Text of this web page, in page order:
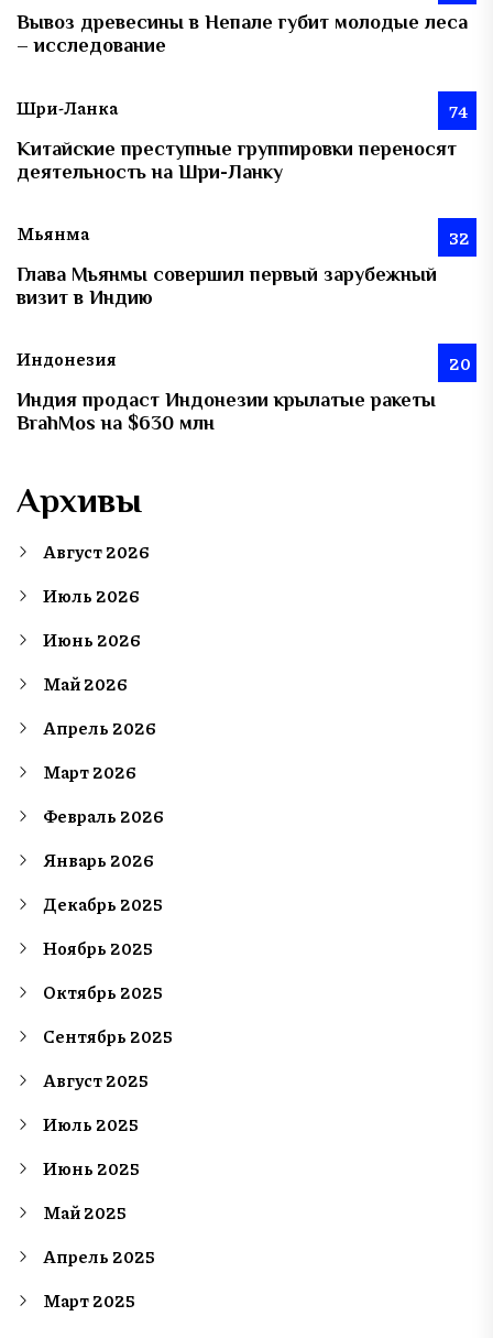
Вывоз древесины в Непале губит молодые леса
– исследование
Шри-Ланка 74
Китайские преступные группировки переносят
деятельность на Шри-Ланку
Мьянма 32
Глава Мьянмы совершил первый зарубежный
визит в Индию
Индонезия 20
Индия продаст Индонезии крылатые ракеты
BrahMos на $630 млн
Архивы
Август 2026
Июль 2026
Июнь 2026
Май 2026
Апрель 2026
Март 2026
Февраль 2026
Январь 2026
Декабрь 2025
Ноябрь 2025
Октябрь 2025
Сентябрь 2025
Август 2025
Июль 2025
Июнь 2025
Май 2025
Апрель 2025
Март 2025